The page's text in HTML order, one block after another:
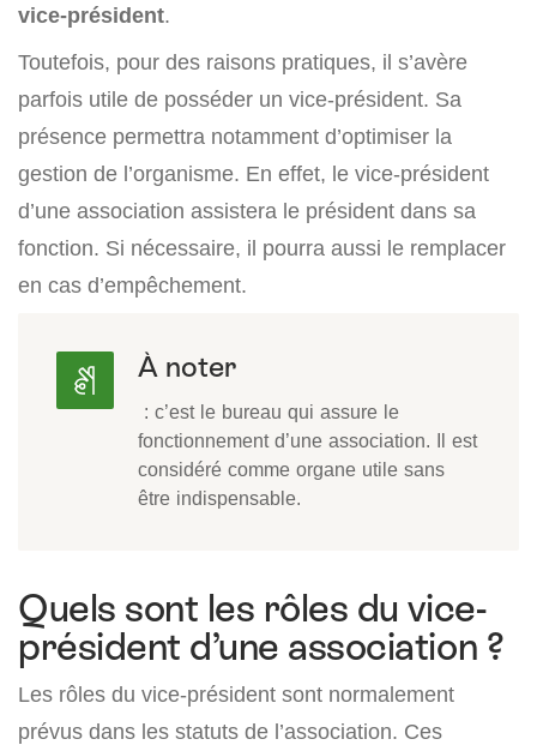
vice-président.
Toutefois, pour des raisons pratiques, il s’avère
parfois utile de posséder un vice-président. Sa
présence permettra notamment d’optimiser la
gestion de l’organisme. En effet, le vice-président
d’une association assistera le président dans sa
fonction. Si nécessaire, il pourra aussi le remplacer
en cas d’empêchement.
À noter
: c’est le bureau qui assure le
fonctionnement d’une association. Il est
considéré comme organe utile sans
être indispensable.
Quels sont les rôles du vice-
président d’une association ?
Les rôles du vice-président sont normalement
prévus dans les statuts de l’association. Ces